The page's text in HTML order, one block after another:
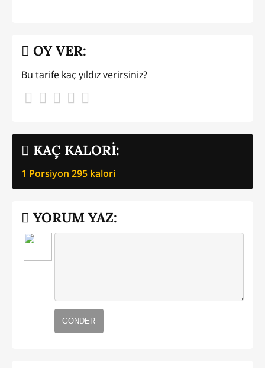
KAÇ KALORİ:
1 Porsiyon 295 kalori
OY VER:
Bu tarife kaç yıldız verirsiniz?
YORUM YAZ:
GÖNDER